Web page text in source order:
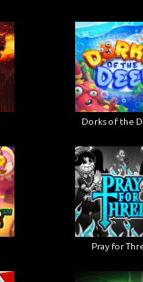
Dorks of the
Pray for